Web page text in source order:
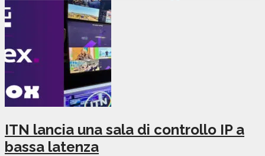
ITN lancia una sala di controllo IP a
bassa latenza